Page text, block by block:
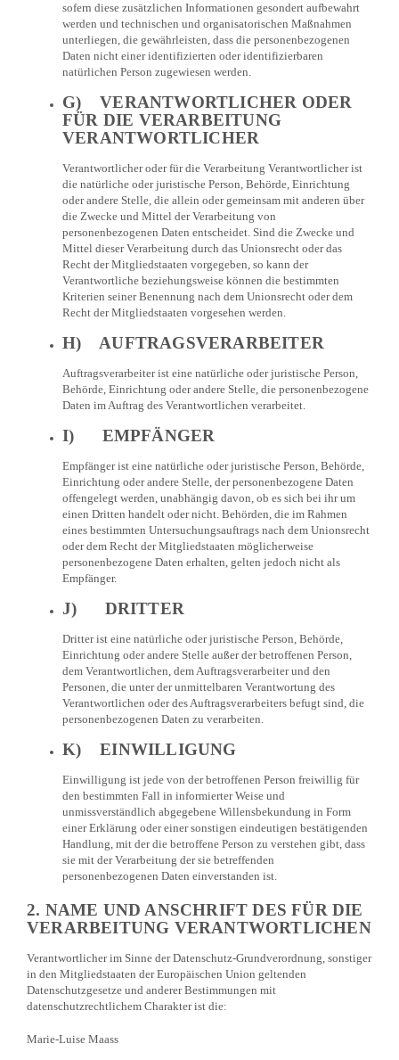
sofern diese zusätzlichen Informationen gesondert aufbewahrt
werden und technischen und organisatorischen Maßnahmen
unterliegen, die gewährleisten, dass die personenbezogenen
Daten nicht einer identifizierten oder identifizierbaren
natürlichen Person zugewiesen werden.
G) VERANTWORTLICHER ODER
FÜR DIE VERARBEITUNG
VERANTWORTLICHER
Verantwortlicher oder für die Verarbeitung Verantwortlicher ist
die natürliche oder juristische Person, Behörde, Einrichtung
oder andere Stelle, die allein oder gemeinsam mit anderen über
die Zwecke und Mittel der Verarbeitung von
personenbezogenen Daten entscheidet. Sind die Zwecke und
Mittel dieser Verarbeitung durch das Unionsrecht oder das
Recht der Mitgliedstaaten vorgegeben, so kann der
Verantwortliche beziehungsweise können die bestimmten
Kriterien seiner Benennung nach dem Unionsrecht oder dem
Recht der Mitgliedstaaten vorgesehen werden.
H) AUFTRAGSVERARBEITER
Auftragsverarbeiter ist eine natürliche oder juristische Person,
Behörde, Einrichtung oder andere Stelle, die personenbezogene
Daten im Auftrag des Verantwortlichen verarbeitet.
I) EMPFÄNGER
Empfänger ist eine natürliche oder juristische Person, Behörde,
Einrichtung oder andere Stelle, der personenbezogene Daten
offengelegt werden, unabhängig davon, ob es sich bei ihr um
einen Dritten handelt oder nicht. Behörden, die im Rahmen
eines bestimmten Untersuchungsauftrags nach dem Unionsrecht
oder dem Recht der Mitgliedstaaten möglicherweise
personenbezogene Daten erhalten, gelten jedoch nicht als
Empfänger.
J) DRITTER
Dritter ist eine natürliche oder juristische Person, Behörde,
Einrichtung oder andere Stelle außer der betroffenen Person,
dem Verantwortlichen, dem Auftragsverarbeiter und den
Personen, die unter der unmittelbaren Verantwortung des
Verantwortlichen oder des Auftragsverarbeiters befugt sind, die
personenbezogenen Daten zu verarbeiten.
K) EINWILLIGUNG
Einwilligung ist jede von der betroffenen Person freiwillig für
den bestimmten Fall in informierter Weise und
unmissverständlich abgegebene Willensbekundung in Form
einer Erklärung oder einer sonstigen eindeutigen bestätigenden
Handlung, mit der die betroffene Person zu verstehen gibt, dass
sie mit der Verarbeitung der sie betreffenden
personenbezogenen Daten einverstanden ist.
2. NAME UND ANSCHRIFT DES FÜR DIE
VERARBEITUNG VERANTWORTLICHEN
Verantwortlicher im Sinne der Datenschutz-Grundverordnung, sonstiger
in den Mitgliedstaaten der Europäischen Union geltenden
Datenschutzgesetze und anderer Bestimmungen mit
datenschutzrechtlichem Charakter ist die:
Marie-Luise Maass